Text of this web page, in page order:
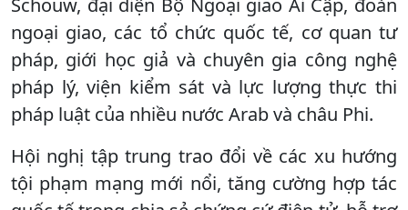
Schouw, đại diện Bộ Ngoại giao Ai Cập, đoàn
ngoại giao, các tổ chức quốc tế, cơ quan tư
pháp, giới học giả và chuyên gia công nghệ
pháp lý, viện kiểm sát và lực lượng thực thi
pháp luật của nhiều nước Arab và châu Phi.
Hội nghị tập trung trao đổi về các xu hướng
tội phạm mạng mới nổi, tăng cường hợp tác